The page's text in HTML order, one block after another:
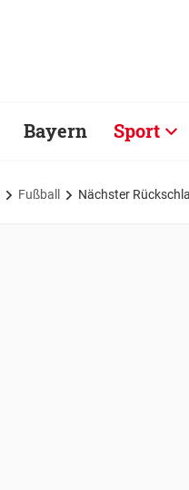
Bayern Sport
Fußball Nächster